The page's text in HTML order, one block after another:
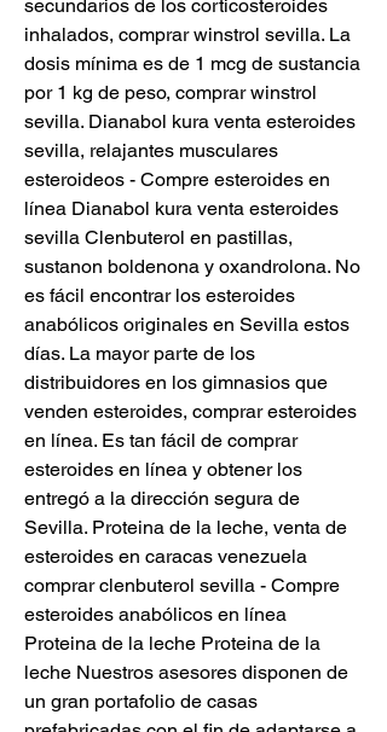
secundarios de los corticosteroides
inhalados, comprar winstrol sevilla. La
dosis mínima es de 1 mcg de sustancia
por 1 kg de peso, comprar winstrol
sevilla. Dianabol kura venta esteroides
sevilla, relajantes musculares
esteroideos - Compre esteroides en
línea Dianabol kura venta esteroides
sevilla Clenbuterol en pastillas,
sustanon boldenona y oxandrolona. No
es fácil encontrar los esteroides
anabólicos originales en Sevilla estos
días. La mayor parte de los
distribuidores en los gimnasios que
venden esteroides, comprar esteroides
en línea. Es tan fácil de comprar
esteroides en línea y obtener los
entregó a la dirección segura de
Sevilla. Proteina de la leche, venta de
esteroides en caracas venezuela
comprar clenbuterol sevilla - Compre
esteroides anabólicos en línea
Proteina de la leche Proteina de la
leche Nuestros asesores disponen de
un gran portafolio de casas